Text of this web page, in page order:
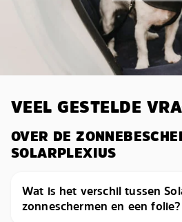
VEEL GESTELDE
OVER DE
SOLARPLEXIUS
Wat is het verschil tussen
zonneschermen en een folie?